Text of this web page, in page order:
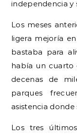
independencia y
Los meses
ligera mejoría
bastaba para
había un cuarto
decenas de
parques
asistencia donde
Los tres